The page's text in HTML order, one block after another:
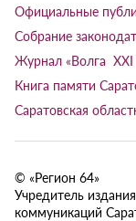
Официальные
Собрание
Журнал «Волга XXI
Книга памяти
Саратовская
© «Регион 64»
Учредитель
коммуникаций